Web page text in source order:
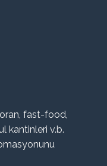
fast-food,
kantinleri v.b.